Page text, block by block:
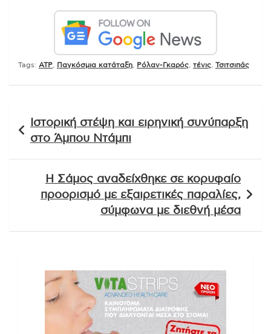
Tags: ATP Παγκόσμια κατάταξη Ρόλαν-Γκαρός τένις Τσιτσιπάς
άρθρων
Ιστορική στέψη και ειρηνική συνύπαρξη
στο Άμπου Ντάμπι
Η Σάμος αναδείχθηκε σε κορυφαίο
προορισμό με εξαιρετικές παραλίες,
σύμφωνα με διεθνή μέσα